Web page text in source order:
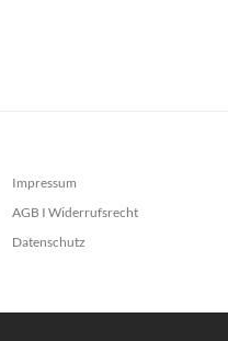
Impressum
AGB I Widerrufsrecht
Datenschutz